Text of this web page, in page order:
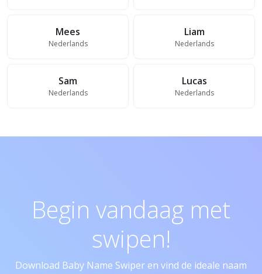
Mees
Nederlands
Liam
Nederlands
Sam
Nederlands
Lucas
Nederlands
Begin vandaag met
swipen!
Download Baby Name Swiper en vind de ideale naam